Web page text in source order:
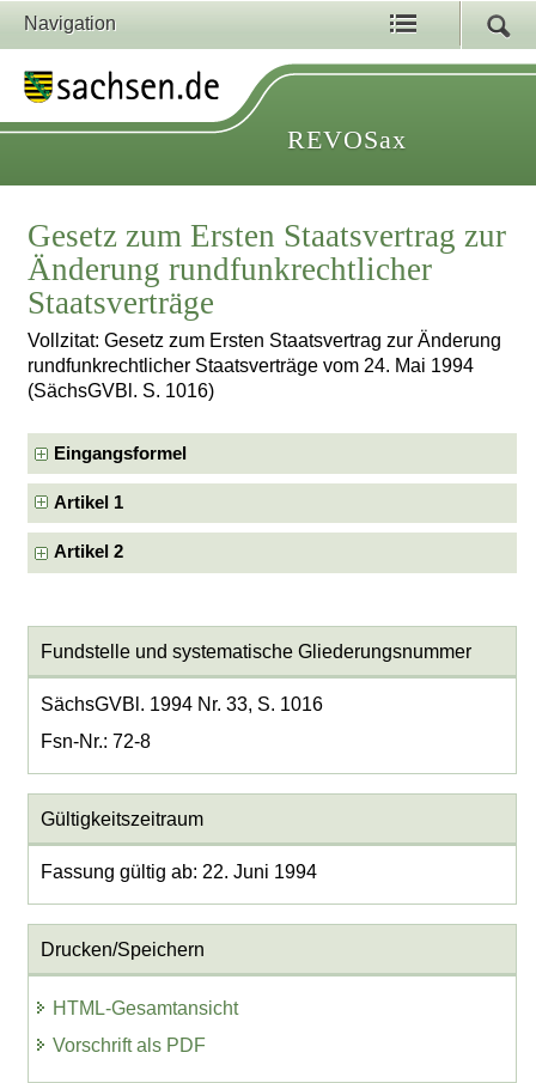
Navigation
REVOSax
Gesetz zum Ersten Staatsvertrag zur
Änderung rundfunkrechtlicher
Staatsverträge
Vollzitat: Gesetz zum Ersten Staatsvertrag zur Änderung
rundfunkrechtlicher Staatsverträge vom 24. Mai 1994
(SächsGVBl. S. 1016)
Eingangsformel
Artikel 1
Artikel 2
Fundstelle und systematische Gliederungsnummer
SächsGVBl. 1994 Nr. 33, S. 1016
Fsn-Nr.: 72-8
Gültigkeitszeitraum
Fassung gültig ab: 22. Juni 1994
Drucken/Speichern
HTML-Gesamtansicht
Vorschrift als PDF